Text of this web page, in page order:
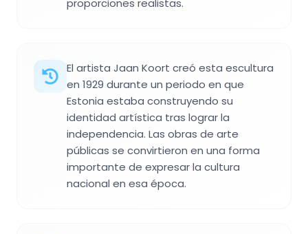
El artista Jaan Koort creó esta escultura
en 1929 durante un periodo en que
Estonia estaba construyendo su
identidad artística tras lograr la
independencia. Las obras de arte
públicas se convirtieron en una forma
importante de expresar la cultura
nacional en esa época.